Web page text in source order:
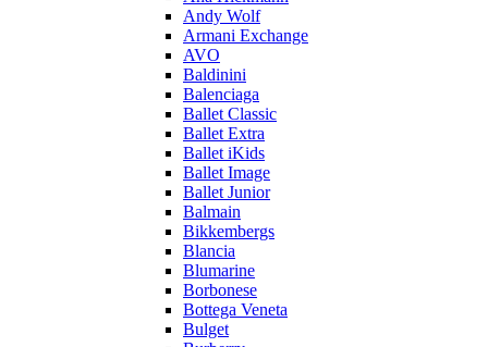
Andy Wolf
Armani Exchange
AVO
Baldinini
Balenciaga
Ballet Classic
Ballet Extra
Ballet iKids
Ballet Image
Ballet Junior
Balmain
Bikkembergs
Blancia
Blumarine
Borbonese
Bottega Veneta
Bulget